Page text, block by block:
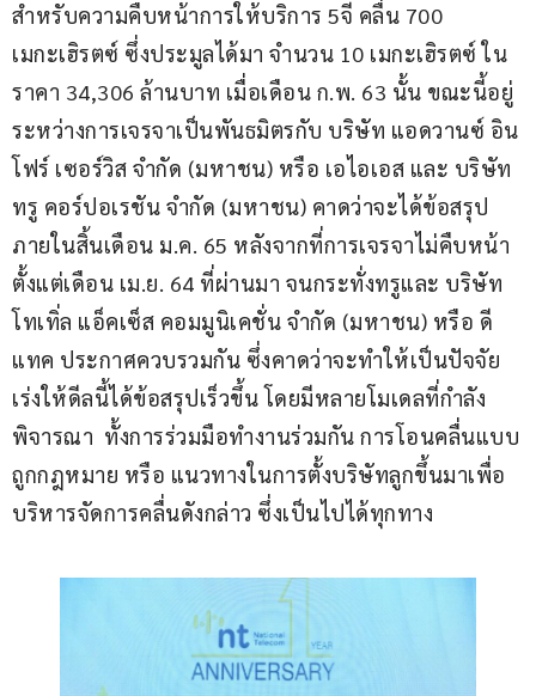
สำหรับความคืบหน้าการให้บริการ 5จี คลื่น 700
เมกะเฮิรตซ์ ซึ่งประมูลได้มา จำนวน 10 เมกะเฮิรตซ์ ใน
ราคา 34,306 ล้านบาท เมื่อเดือน ก.พ. 63 นั้น ขณะนี้อยู่
ระหว่างการเจรจาเป็นพันธมิตรกับ บริษัท แอดวานซ์ อิน
โฟร์ เซอร์วิส จำกัด (มหาชน) หรือ เอไอเอส และ บริษัท
ทรู คอร์ปอเรชัน จำกัด (มหาชน) คาดว่าจะได้ข้อสรุป
ภายในสิ้นเดือน ม.ค. 65 หลังจากที่การเจรจาไม่คืบหน้า
ตั้งแต่เดือน เม.ย. 64 ที่ผ่านมา จนกระทั่งทรูและ บริษัท
โทเทิ่ล แอ็คเซ็ส คอมมูนิเคชั่น จำกัด (มหาชน) หรือ ดี
แทค ประกาศควบรวมกัน ซึ่งคาดว่าจะทำให้เป็นปัจจัย
เร่งให้ดีลนี้ได้ข้อสรุปเร็วขึ้น โดยมีหลายโมเดลที่กำลัง
พิจารณา  ทั้งการร่วมมือทำงานร่วมกัน การโอนคลื่นแบบ
ถูกกฎหมาย หรือ แนวทางในการตั้งบริษัทลูกขึ้นมาเพื่อ
บริหารจัดการคลื่นดังกล่าว ซึ่งเป็นไปได้ทุกทาง